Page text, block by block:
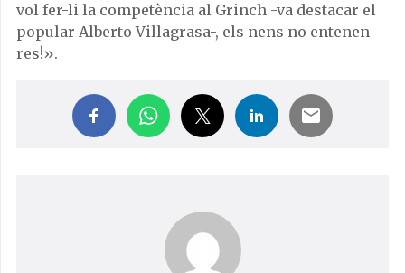
vol fer-li la competència al Grinch -va destacar el
popular Alberto Villagrasa-, els nens no entenen
res!».